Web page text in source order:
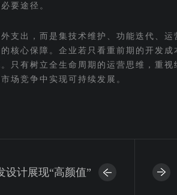
要途径。
支出，而是集技术维护、功能迭代、
核心保障。企业若只看重前期的开发
只有树立全生命周期的运营思维，重
场竞争中实现可持续发展。
设计展现“高颜值”